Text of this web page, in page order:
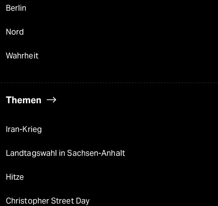
Berlin
Nord
Wahrheit
Themen
Iran-Krieg
Landtagswahl in Sachsen-Anhalt
Hitze
Christopher Street Day